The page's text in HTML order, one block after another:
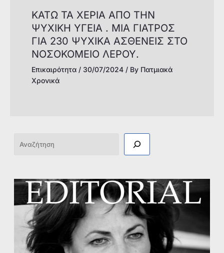
KATΩ ΤΑ ΧΕΡΙΑ ΑΠΟ ΤΗΝ
ΨΥΧΙΚΗ ΥΓΕΙΑ . ΜΙΑ ΓΙΑΤΡΟΣ
ΓΙΑ 230 ΨΥΧΙΚΑ ΑΣΘΕΝΕΙΣ ΣΤΟ
ΝΟΣΟΚΟΜΕΙΟ ΛΕΡΟΥ.
Επικαιρότητα/ 30/07/2024 / By Πατμιακά
Χρονικά
Αναζήτηση